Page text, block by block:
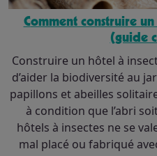
Comment construire un hôtel à insectes efficace
(guide
Construire un hôtel à
d’aider la biodiversité au
papillons et abeilles
à condition que l’abri
hôtels à insectes ne se
mal placé ou fabriqué